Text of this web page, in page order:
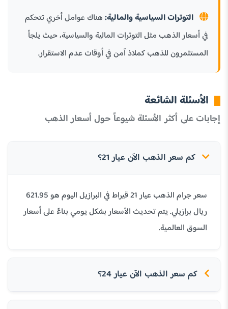
التوترات السياسية والمالية:هناك عوامل أخري تتحكم
في أسعار الذهب مثل التوترات المالية والسياسية، حيث يلجأ
المستثمرون للذهب كملاذ آمن في أوقات عدم الاستقرار.
الأسئلة الشائعة
إجابات على أكثر الأسئلة شيوعاً حول أسعار الذهب
كم سعر الذهب الآن عيار 21؟
سعر جرام الذهب عيار 21 قيراط في البرازيل اليوم هو 621.95
ريال برازيلي. يتم تحديث الأسعار بشكل يومي بناءً على أسعار
السوق العالمية.
كم سعر الذهب الآن عيار 24؟